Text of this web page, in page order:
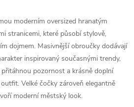
moderním oversized hranatým
stranicemi, které působí stylově,
dojmem. Masivnější obroučky dodávají
inspirovaný současnými trendy,
pozornost a krásně doplní
Velké čočky zároveň elegantně
moderní městský look.